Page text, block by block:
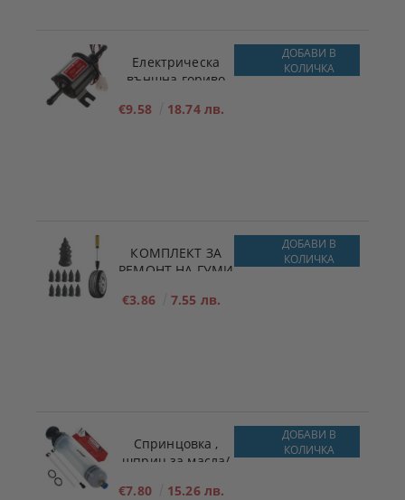
Електрическа
външна гориво
за ниско налягане
€9.58 18.74 лв.
ДОБАВИ В
КОЛИЧКА
КОМПЛЕКТ ЗА
РЕМОНТ НА ​​ГУМИ
5.3mm x 11.7mm
€3.86 7.55 лв.
ДОБАВИ В
КОЛИЧКА
Спринцовка ,
шприц за масла/
€7.80 15.26 лв.
ДОБАВИ В
КОЛИЧКА